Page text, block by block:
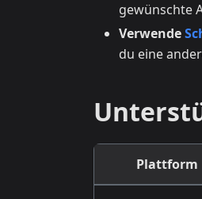
gewünschte
Verwende
du eine
Plattform